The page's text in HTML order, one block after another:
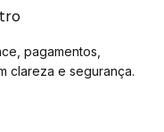
pagamentos,
clareza e segurança.